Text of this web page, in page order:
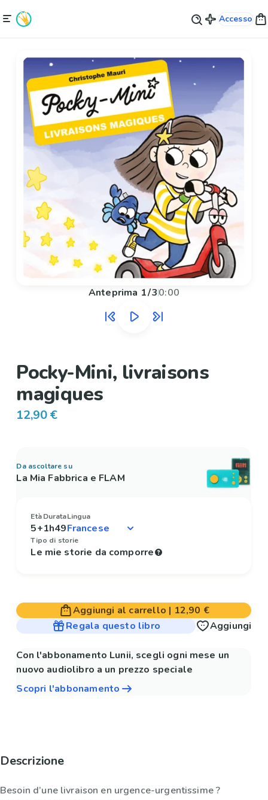
Accesso
Anteprima 1/30:00
Pocky-Mini, livraisons
magiques
12,90 €
Da ascoltare su
La Mia Fabbrica e FLAM
Età
5+
Durata
1h49
Lingua
Tipo di storie
Le mie storie da comporre
Aggiungi al carrello | 12,90 €
Regala questo libro
Aggiungi
Con l'abbonamento Lunii, scegli ogni mese un
nuovo audiolibro a un prezzo speciale
Scopri l'abbonamento
Descrizione
Besoin d’une livraison en urgence-urgentissime ?